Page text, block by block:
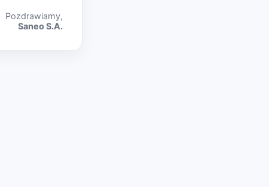
Pozdrawiamy,
Saneo S.A.